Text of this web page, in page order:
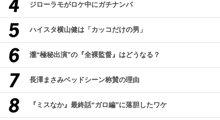
ジローラモがロケ中にガチナンパ
ハイスタ横山健は「カッコだけの男」
瀧“極秘出演”の『全裸監督』はどうなる？
長澤まさみベッドシーン称賛の理由
『ミスなか』最終話“ガロ編”に落胆したワケ